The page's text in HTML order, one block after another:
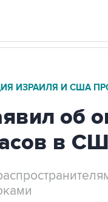
ИЗРАИЛЯ И США
об
в